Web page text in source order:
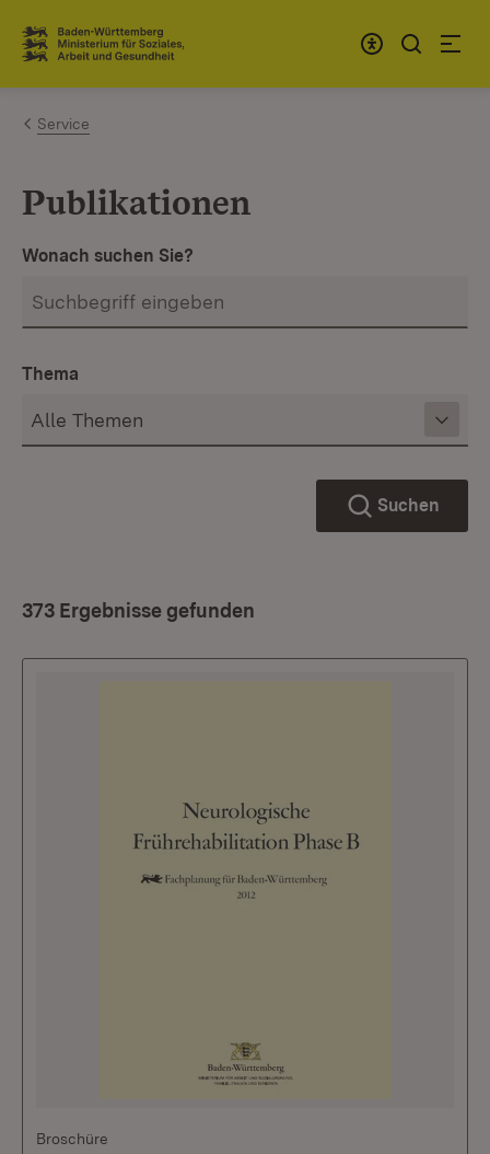
Zum Inhalt springen
Link zur Startseite
Service
Publikationen
Wonach suchen Sie?
Thema
Suchen
373 Ergebnisse gefunden
Broschüre